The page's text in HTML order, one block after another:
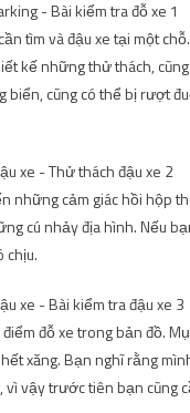
tìm và đậu xe tại một
kế những thử thách,
biển, cũng có thể bị rượt
những cảm giác hồi
cú nhảy địa hình. Nếu
chịu.
điểm đỗ xe trong bản đồ.
xăng. Bạn nghĩ rằng
vậy trước tiên bạn cũng